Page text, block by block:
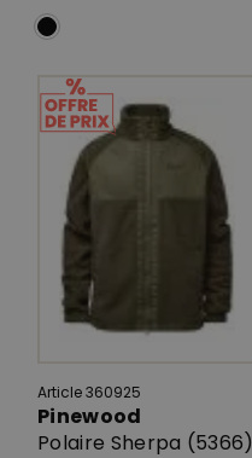
Article 360925
Pinewood
Polaire Sherpa (5366)